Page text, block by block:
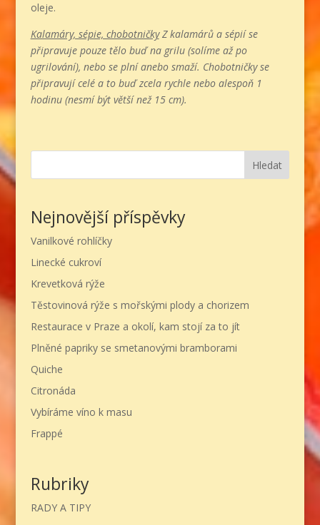
oleje.
Kalamáry, sépie, chobotničky Z kalamárů a sépií se
připravuje pouze tělo buď na grilu (solíme až po
ugrilování), nebo se plní anebo smaží. Chobotničky se
připravují celé a to buď zcela rychle nebo alespoň 1
hodinu (nesmí být větší než 15 cm).
Hledat
Nejnovější příspěvky
Vanilkové rohlíčky
Linecké cukroví
Krevetková rýže
Těstovinová rýže s mořskými plody a chorizem
Restaurace v Praze a okolí, kam stojí za to jít
Plněné papriky se smetanovými bramborami
Quiche
Citronáda
Vybíráme víno k masu
Frappé
Rubriky
RADY A TIPY